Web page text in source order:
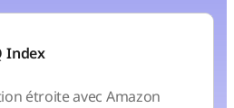
Index
étroite avec Amazon